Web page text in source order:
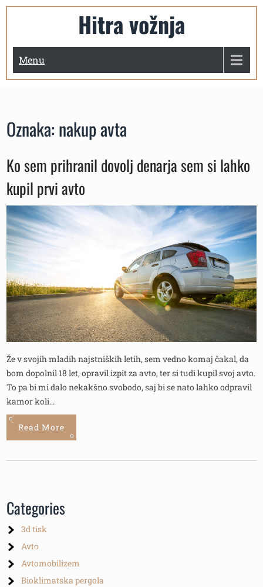
Skip
Hitra vožnja
Menu
Oznaka: nakup avta
Ko sem prihranil dovolj denarja sem si lahko
kupil prvi avto
Že v svojih mladih najstniških letih, sem vedno komaj čakal, da
bom dopolnil 18 let, opravil izpit za avto, ter si tudi kupil svoj avto.
To pa bi mi dalo nekakšno svobodo, saj bi se nato lahko odpravil
kamor koli…
Read More
Categories
3d tisk
Avto
Avtomobilizem
Bioklimatska pergola